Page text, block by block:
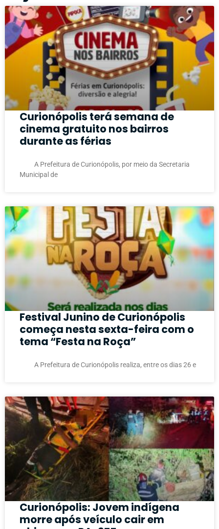
Curionópolis terá semana de
cinema gratuito nos bairros
durante as férias
A Prefeitura de Curionópolis, por meio da Secretaria
Municipal de
Festival Junino de Curionópolis
começa nesta sexta-feira com o
tema “Festa na Roça”
A Prefeitura de Curionópolis realiza, entre os dias 26 e
Curionópolis: Jovem indígena
morre após veículo cair em